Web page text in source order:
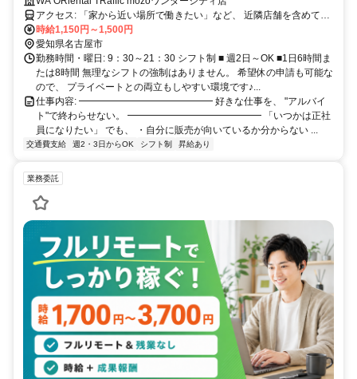
アクセス: 「家から近い場所で働きたい」など、 近隣店舗を含めて勤
時給1,150円～1,500円
愛知県名古屋市
勤務時間・曜日: 9：30～21：30 シフト制 ■ 週2日～OK ■1日6時間ま
たは8時間 無理なシフトの強制はありません。 希望休の申請も可能な
ので、 プライベートとの両立もしやすい環境です♪...
仕事内容: ━━━━━━━━━━━━━━ 好きな仕事を、 "アルバイ
ト"で終わらせない。 ━━━━━━━━━━━━━━ 「いつかは正社
員になりたい」 でも、 ・自分に販売が向いているか分からない ...
交通費支給 週2・3日からOK シフト制 昇給あり
業務委託